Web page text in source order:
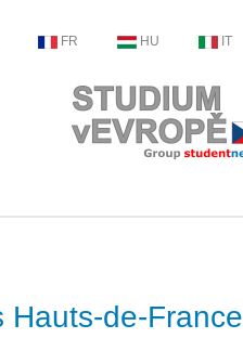
FR HU IT
Hauts-de-France